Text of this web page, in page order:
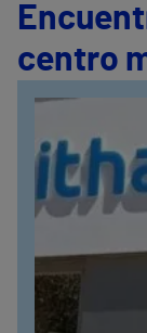
centro